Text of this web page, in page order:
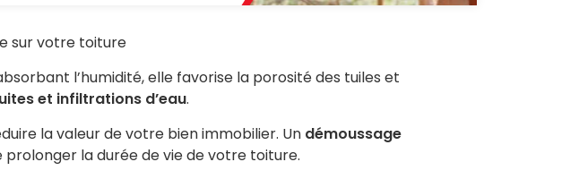
sur votre toiture
l’humidité, elle favorise la porosité des tuiles et
et infiltrations d’eau.
la valeur de votre bien immobilier. Un démoussage
la durée de vie de votre toiture.